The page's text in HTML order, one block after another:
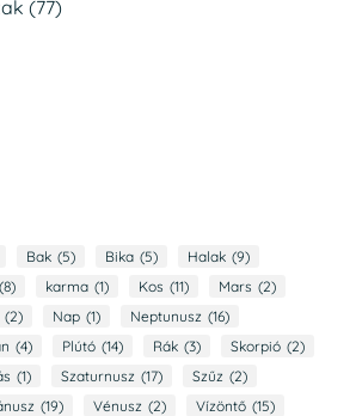
(77)
Bak (5) Bika (5) Halak (9)
(8) karma (1) Kos (11) Mars (2)
(2) Nap (1) Neptunusz (16)
(4) Plútó (14) Rák (3) Skorpió (2)
(1) Szaturnusz (17) Szűz (2)
(19) Vénusz (2) Vízöntő (15)